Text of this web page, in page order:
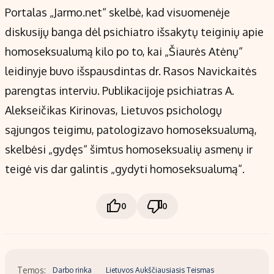
Portalas „Jarmo.net“ skelbė, kad visuomenėje
diskusijų banga dėl psichiatro išsakytų teiginių apie
homoseksualumą kilo po to, kai „Šiaurės Atėnų“
leidinyje buvo išspausdintas dr. Rasos Navickaitės
parengtas interviu. Publikacijoje psichiatras A.
Alekseičikas Kirinovas, Lietuvos psichologų
sąjungos teigimu, patologizavo homoseksualumą,
skelbėsi „gydęs“ šimtus homoseksualių asmenų ir
teigė vis dar galintis „gydyti homoseksualumą“.
0 0
Temos: Darbo rinka Lietuvos Aukščiausiasis Teismas